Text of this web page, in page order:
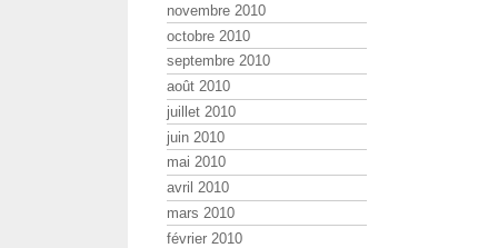
novembre 2010
octobre 2010
septembre 2010
août 2010
juillet 2010
juin 2010
mai 2010
avril 2010
mars 2010
février 2010